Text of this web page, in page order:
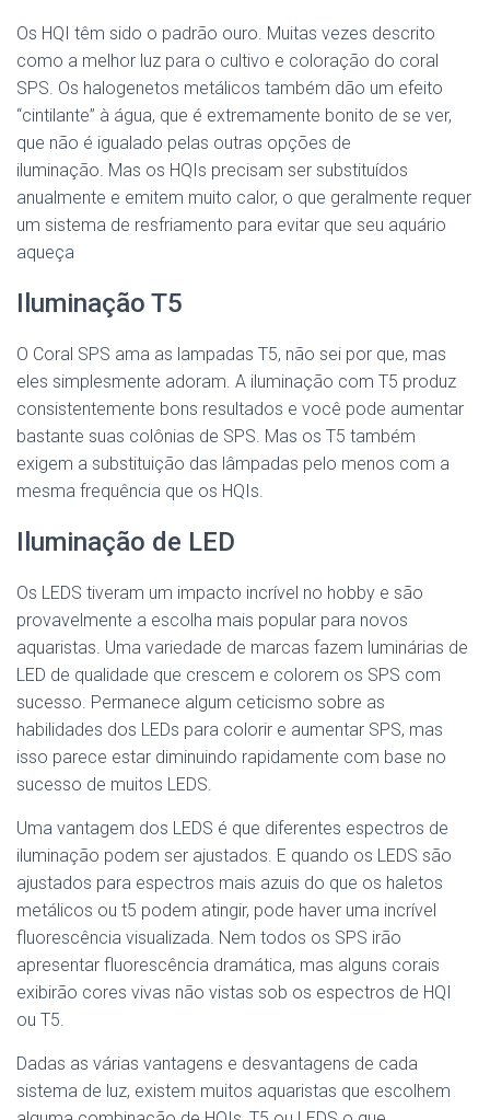
Os HQI têm sido o padrão ouro. Muitas vezes descrito
como a melhor luz para o cultivo e coloração do coral
SPS. Os halogenetos metálicos também dão um efeito
“cintilante” à água, que é extremamente bonito de se ver,
que não é igualado pelas outras opções de
iluminação. Mas os HQIs precisam ser substituídos
anualmente e emitem muito calor, o que geralmente requer
um sistema de resfriamento para evitar que seu aquário
aqueça
Iluminação T5
O Coral SPS ama as lampadas T5, não sei por que, mas
eles simplesmente adoram. A iluminação com T5 produz
consistentemente bons resultados e você pode aumentar
bastante suas colônias de SPS. Mas os T5 também
exigem a substituição das lâmpadas pelo menos com a
mesma frequência que os HQIs.
Iluminação de LED
Os LEDS tiveram um impacto incrível no hobby e são
provavelmente a escolha mais popular para novos
aquaristas. Uma variedade de marcas fazem luminárias de
LED de qualidade que crescem e colorem os SPS com
sucesso. Permanece algum ceticismo sobre as
habilidades dos LEDs para colorir e aumentar SPS, mas
isso parece estar diminuindo rapidamente com base no
sucesso de muitos LEDS.
Uma vantagem dos LEDS é que diferentes espectros de
iluminação podem ser ajustados. E quando os LEDS são
ajustados para espectros mais azuis do que os haletos
metálicos ou t5 podem atingir, pode haver uma incrível
fluorescência visualizada. Nem todos os SPS irão
apresentar fluorescência dramática, mas alguns corais
exibirão cores vivas não vistas sob os espectros de HQI
ou T5.
Dadas as várias vantagens e desvantagens de cada
sistema de luz, existem muitos aquaristas que escolhem